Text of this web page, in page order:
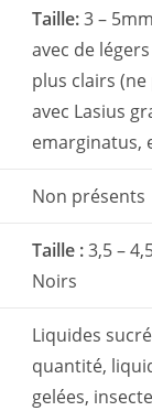
Taille:3 – 5mm
avec de
plus clairs
avec Lasius
emarginatus,
Non présents
Taille :3,5 –
Noirs
Liquides
quantité,
gelées,